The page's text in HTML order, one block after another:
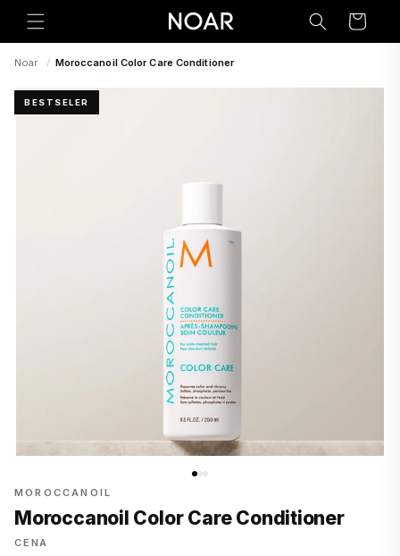
na
Korpa
Noar / Moroccanoil Color Care Conditioner
BESTSELER
MOROCCANOIL
Moroccanoil Color Care Conditioner
CENA